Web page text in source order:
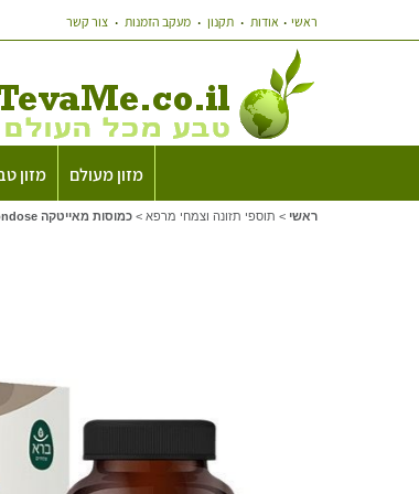
ראשי אודות תקנון מעקב הזמנות צור קשר
מזון מעולם מזון
ראשי > תוספי תזונה וצמחי מרפא > כמוסות מאייטקה Grifola frondose ברא צמחים